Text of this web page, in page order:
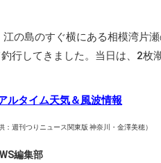
の島のすぐ横にある相模湾片
行してきました。当日は、2
ルタイム天気＆風波情報
：週刊つりニュース関東版 神奈川・金澤美穂）
編集部